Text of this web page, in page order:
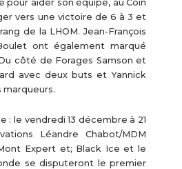
pour aider son équipe, au Coin
vers une victoire de 6 à 3 et
de la LHOM. Jean-François
ont également marqué
côté de Forages Samson et
avec deux buts et Yannick
: le vendredi 13 décembre à 21
Léandre Chabot/MDM
Expert et; Black Ice et le
se disputeront le premier